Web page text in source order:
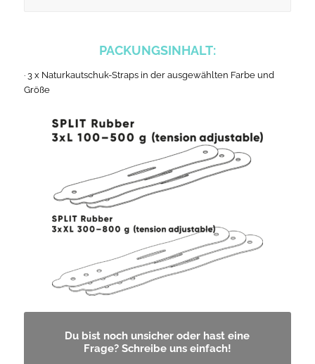
PACKUNGSINHALT:
· 3 x Naturkautschuk-Straps in der ausgewählten Farbe und
Größe
Du bist noch unsicher oder hast eine
Frage? Schreibe uns einfach!